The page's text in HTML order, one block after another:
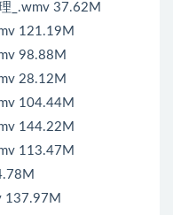
_.wmv 37.62M
121.19M
98.88M
28.12M
104.44M
144.22M
113.47M
137.97M